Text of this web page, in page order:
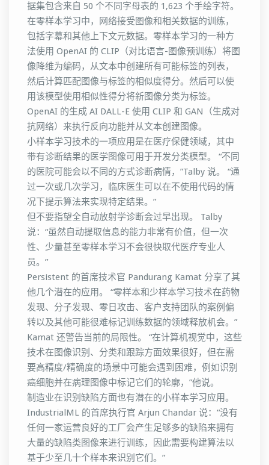
据集包含来自 50 个不同字母表的 1,623 个手绘字符。
在零样本学习中，网络接受图像和相关数据的训练，
包括字幕和其他上下文元数据。零样本学习的一种方
法使用 OpenAI 的 CLIP（对比语言-图像预训练）将图
像降维为编码，从文本中创建所有可能标签的列表，
然后计算匹配图像与标签的相似度得分。然后可以使
用该模型使用相似性得分将新图像分类为标签。
OpenAI 的生成 AI DALL-E 使用 CLIP 和 GAN（生成对
抗网络）来执行反向功能并从文本创建图像。
小样本学习技术的一项应用是在医疗保健领域，其中
带有诊断结果的医学图像可用于开发分类模型。 “不同
的医院可能会以不同的方式诊断病情，”Talby 说。 “通
过一次或几次学习，临床医生可以在不使用代码的情
况下提示算法来实现特定结果。”
但不要指望全自动放射学诊断会过早出现。 Talby
说：“虽然自动提取信息的能力非常有价值，但一次
性、少量甚至零样本学习不会很快取代医疗专业人
员。”
Persistent 的首席技术官 Pandurang Kamat 分享了其
他几个潜在的应用。 “零样本和少样本学习技术在药物
发现、分子发现、零日攻击、客户支持团队的案例偏
转以及其他可能很难标记训练数据的领域释放机会。”
Kamat 还警告当前的局限性。 “在计算机视觉中，这些
技术在图像识别、分类和跟踪方面效果很好，但在需
要高精度/精确度的场景中可能会遇到困难，例如识别
癌细胞并在病理图像中标记它们的轮廓，”他说。
制造业在识别缺陷方面也有潜在的小样本学习应用。
IndustrialML 的首席执行官 Arjun Chandar 说：“没有
任何一家运营良好的工厂会产生足够多的缺陷来拥有
大量的缺陷类图像来进行训练，因此需要构建算法以
基于少至几十个样本来识别它们。”